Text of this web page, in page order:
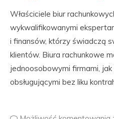
Właściciele biur
wykwalifikowanymi
i finansów, którzy świadczą
klientów. Biura rachunkowe
jednoosobowymi firmami,
obsługującymi bez liku